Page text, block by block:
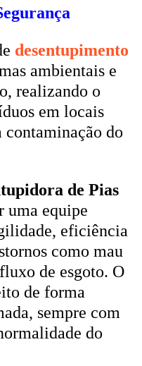
desentupimento
ambientais e
realizando o
em locais
do
de Pias
uma equipe
eficiência
como mau
de esgoto. O
de forma
sempre com
do